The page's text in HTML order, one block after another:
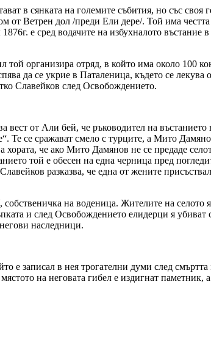
в сянката на големите събития, но със
от Ветрен дол /преди Ели дере/. Той има
е сред водачите на избухналото въстание
организира отряд, в който има около 100
да се укрие в Паталеница, където се лекува
Славейков след Освобождението.
от Али бей, че ръководител на
Те се сражават смело с турците, а Мито
че ако Мито Дамянов не се предаде
той е обесен на една черница пред
разказва, че една от жените
на воденица. Жителите на селото
и след Освобождението елидерци я убиват
наследници.
записал в нея трогателни думи след
на неговата гибел е издигнат паметник,